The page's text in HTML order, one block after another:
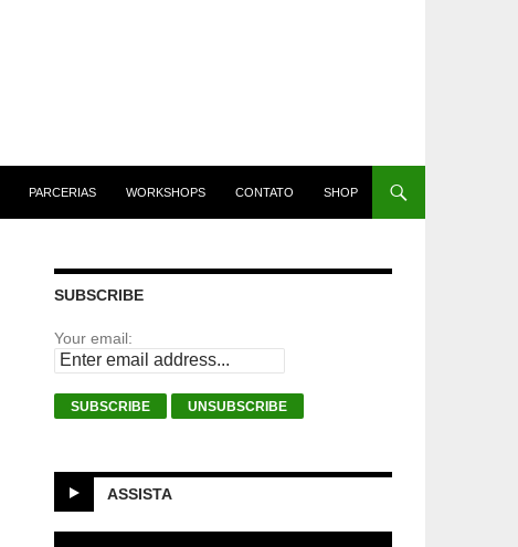
PARCERIAS WORKSHOPS CONTATO SHOP
SUBSCRIBE
Your email:
ASSISTA